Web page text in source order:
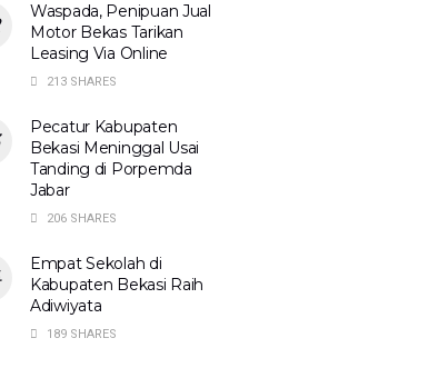
Waspada, Penipuan Jual
Motor Bekas Tarikan
Leasing Via Online
213 SHARES
Pecatur Kabupaten
Bekasi Meninggal Usai
Tanding di Porpemda
Jabar
206 SHARES
Empat Sekolah di
Kabupaten Bekasi Raih
Adiwiyata
189 SHARES